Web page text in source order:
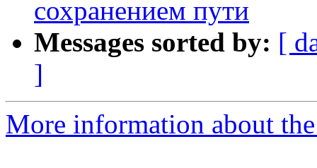
сохранением пути
Messages sorted by: [
]
More information about